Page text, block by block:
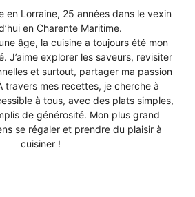
en Lorraine, 25 années dans le vexin
en Charente Maritime.
âge, la cuisine a toujours été mon
J’aime explorer les saveurs, revisiter
et surtout, partager ma passion
travers mes recettes, je cherche à
à tous, avec des plats simples,
de générosité. Mon plus grand
se régaler et prendre du plaisir à
cuisiner !